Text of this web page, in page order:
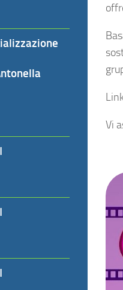
Vi